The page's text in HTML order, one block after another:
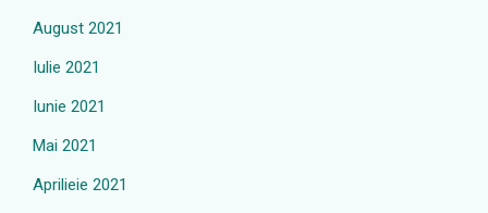
August 2021
Iulie 2021
Iunie 2021
Mai 2021
Aprilieie 2021